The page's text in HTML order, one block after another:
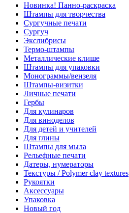
Новинка! Панно-раскраска
Штампы для творчества
Сургучные печати
Сургуч
Экслибрисы
Термо-штампы
Металлические клише
Штампы для упаковки
Монограммы/вензеля
Штампы-визитки
Личные печати
Гербы
Для кулинаров
Для виноделов
Для детей и учителей
Для глины
Штампы для мыла
Рельефные печати
Датеры, нумераторы
Текстуры / Polymer clay textures
Рукоятки
Аксессуары
Упаковка
Новый год